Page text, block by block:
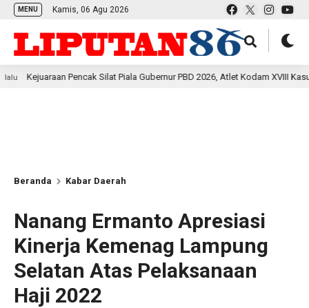
MENU Kamis, 06 Agu 2026
Pencak Silat Piala Gubernur PBD 2026, Atlet Kodam XVIII Kasuari
Beranda Kabar Daerah
Nanang Ermanto Apresiasi
Kinerja Kemenag Lampung
Selatan Atas Pelaksanaan
Haji 2022